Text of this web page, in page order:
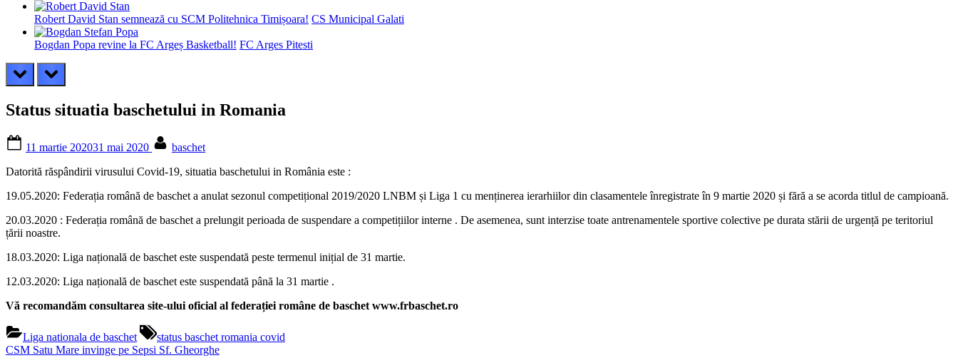
Robert David Stan semnează cu SCM Politehnica Timișoara! CS Municipal Galati
Bogdan Popa revine la FC Argeș Basketball! FC Arges Pitesti
prev next
Status situatia baschetului in Romania
on
11 martie 202031 mai 2020
baschet
Datorită răspândirii virusului Covid-19, situatia baschetului in România este :
19.05.2020: Federația română de baschet a anulat sezonul competițional 2019/2020 LNBM și Liga 1 cu menținerea ierarhiilor din clasamentele înregistrate în 9 martie 2020 și fără a se acorda titlul de campioană.
20.03.2020 : Federația română de baschet a prelungit perioada de suspendare a competițiilor interne . De asemenea, sunt interzise toate antrenamentele sportive colective pe durata stării de urgență pe teritoriul
țării noastre.
18.03.2020: Liga națională de baschet este suspendată peste termenul inițial de 31 martie.
12.03.2020: Liga națională de baschet este suspendată până la 31 martie .
Vă recomandăm consultarea site-ului oficial al federației române de baschet www.frbaschet.ro
Liga nationala de baschet
Tags:
status baschet romania covid
Navigare
Previous
CSM Satu Mare invinge pe Sepsi Sf. Gheorghe